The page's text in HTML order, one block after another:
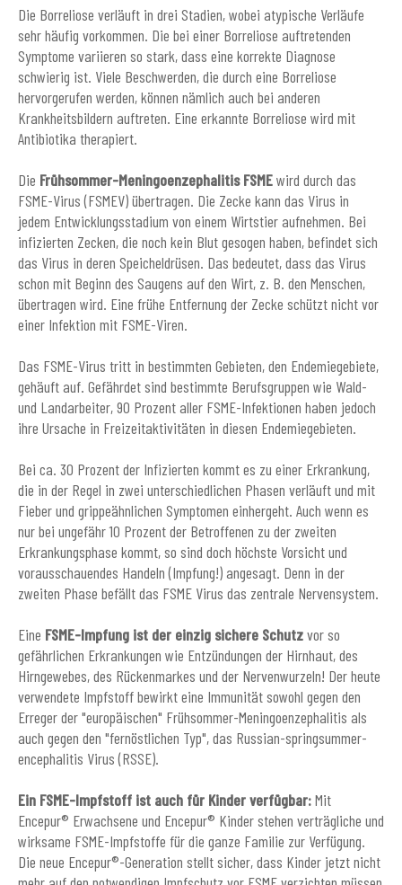
Die Borreliose verläuft in drei Stadien, wobei atypische Verläufe
sehr häufig vorkommen. Die bei einer Borreliose auftretenden
Symptome variieren so stark, dass eine korrekte Diagnose
schwierig ist. Viele Beschwerden, die durch eine Borreliose
hervorgerufen werden, können nämlich auch bei anderen
Krankheitsbildern auftreten. Eine erkannte Borreliose wird mit
Antibiotika therapiert.
Die Frühsommer-Meningoenzephalitis FSMEwird durch das
FSME-Virus (FSMEV) übertragen. Die Zecke kann das Virus in
jedem Entwicklungsstadium von einem Wirtstier aufnehmen. Bei
infizierten Zecken, die noch kein Blut gesogen haben, befindet sich
das Virus in deren Speicheldrüsen. Das bedeutet, dass das Virus
schon mit Beginn des Saugens auf den Wirt, z. B. den Menschen,
übertragen wird. Eine frühe Entfernung der Zecke schützt nicht vor
einer Infektion mit FSME-Viren.
Das FSME-Virus tritt in bestimmten Gebieten, den Endemiegebiete,
gehäuft auf. Gefährdet sind bestimmte Berufsgruppen wie Wald-
und Landarbeiter, 90 Prozent aller FSME-Infektionen haben jedoch
ihre Ursache in Freizeitaktivitäten in diesen Endemiegebieten.
Bei ca. 30 Prozent der Infizierten kommt es zu einer Erkrankung,
die in der Regel in zwei unterschiedlichen Phasen verläuft und mit
Fieber und grippeähnlichen Symptomen einhergeht. Auch wenn es
nur bei ungefähr 10 Prozent der Betroffenen zu der zweiten
Erkrankungsphase kommt, so sind doch höchste Vorsicht und
vorausschauendes Handeln (Impfung!) angesagt. Denn in der
zweiten Phase befällt das FSME Virus das zentrale Nervensystem.
Eine FSME-Impfung ist der einzig sichere Schutzvor so
gefährlichen Erkrankungen wie Entzündungen der Hirnhaut, des
Hirngewebes, des Rückenmarkes und der Nervenwurzeln! Der heute
verwendete Impfstoff bewirkt eine Immunität sowohl gegen den
Erreger der "europäischen" Frühsommer-Meningoenzephalitis als
auch gegen den "fernöstlichen Typ", das Russian-springsummer-
encephalitis Virus (RSSE).
Ein FSME-Impfstoff ist auch für Kinder verfügbar:Mit
Encepur® Erwachsene und Encepur® Kinder stehen verträgliche und
wirksame FSME-Impfstoffe für die ganze Familie zur Verfügung.
Die neue Encepur®-Generation stellt sicher, dass Kinder jetzt nicht